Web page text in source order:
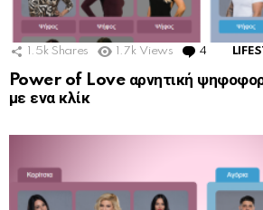
1.5k Shares 1.7k Views 4
Power of Love αρνητική
με ενα κλίκ